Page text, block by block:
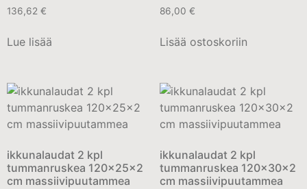
136,62 €
Lue lisää
86,00 €
Lisää ostoskoriin
ikkunalaudat 2 kpl
tummanruskea 120x25x2
cm massiivipuutammea
ikkunalaudat 2 kpl
tummanruskea 120x30x2
cm massiivipuutammea